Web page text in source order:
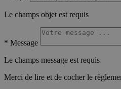
Le champs objet est requis
* Message
Le champs message est requis
Merci de lire et de cocher le